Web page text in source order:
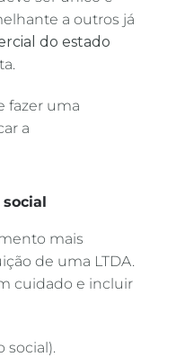
a outros já
do estado
fazer uma
a
mais
de uma LTDA.
cuidado e incluir
social).